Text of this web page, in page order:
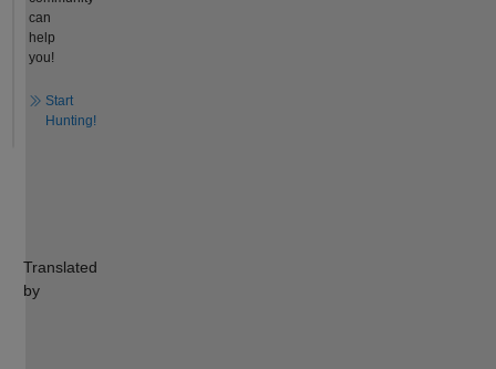
can
help
you!
Start
Hunting!
Translated
by